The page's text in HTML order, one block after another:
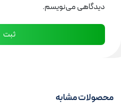
دیدگاهی می‌نویسم.
محصولات مشابه